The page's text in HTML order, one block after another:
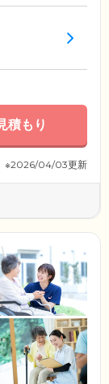
積もり
※2026/04/03更新